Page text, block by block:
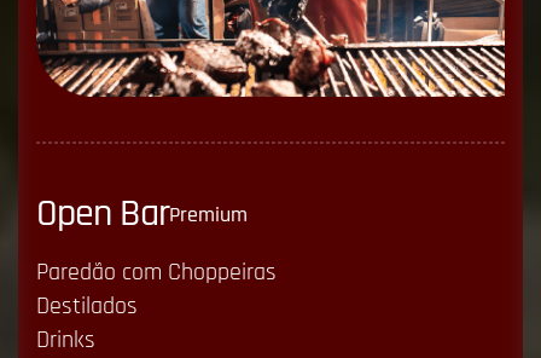
Open BarPremium
Paredão com Choppeiras
Destilados
Drinks